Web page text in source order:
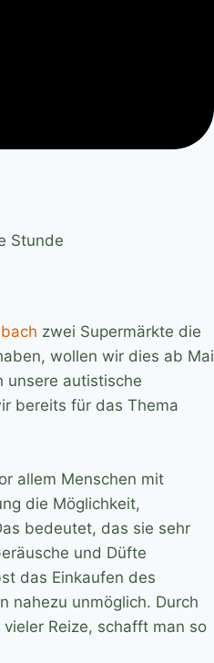
zwei Supermärkte die
wollen wir dies ab Mai
unsere autistische
bereits für das Thema
allem Menschen mit
die Möglichkeit,
bedeutet, das sie sehr
und Düfte
das Einkaufen des
nahezu unmöglich. Durch
Reize, schafft man so